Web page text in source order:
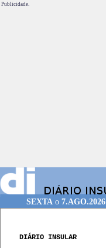
Publicidade.
SEXTA o 7.AGO.2026
DIÁRIO INSULAR